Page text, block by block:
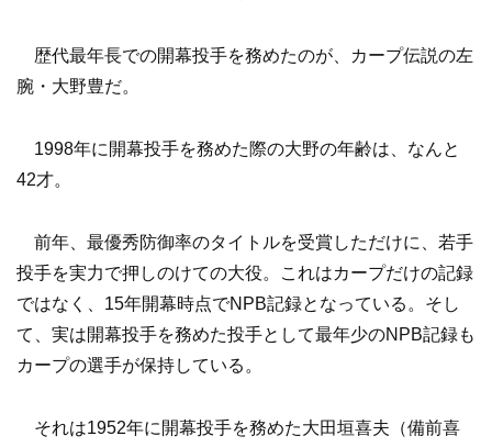
歴代最年長での開幕投手を務めたのが、カープ伝説の左
腕・大野豊だ。
1998年に開幕投手を務めた際の大野の年齢は、なんと
42才。
前年、最優秀防御率のタイトルを受賞しただけに、若手
投手を実力で押しのけての大役。これはカープだけの記録
ではなく、15年開幕時点でNPB記録となっている。そし
て、実は開幕投手を務めた投手として最年少のNPB記録も
カープの選手が保持している。
それは1952年に開幕投手を務めた大田垣喜夫（備前喜